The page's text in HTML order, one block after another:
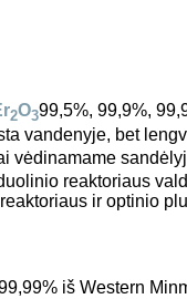
2O399,5%, 99,9%,
vandenyje, bet
vėdinamame
reaktoriaus
ir optinio
iš Western